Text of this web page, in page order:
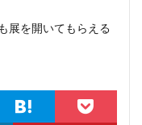
展を開いてもらえる